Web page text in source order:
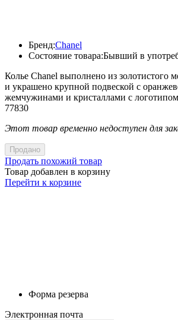
Состояние товара:Бывший в
Бренд:Chanel
Колье Chanel выполнено из золотистого
и украшено крупной подвеской с
жемчужинами и кристаллами с
77830
Этот товар временно недоступен для
Продано
Продать похожий товар
Товар добавлен в корзину
Перейти к корзине
Форма резерва
Электронная почта